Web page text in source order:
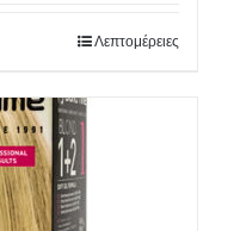
Λεπτομέρειες